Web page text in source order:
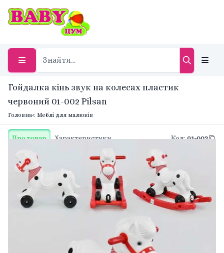
Гойдалка кінь звук на колесах пластик
червоний 01-002 Pilsan
Головна< Меблі для малюків
Про товар Характеристики Код:01-002